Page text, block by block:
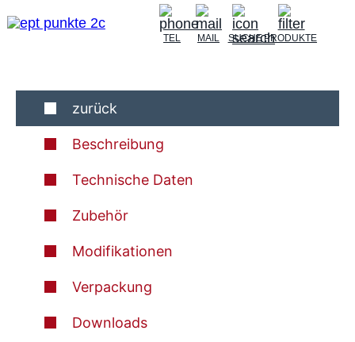
TEL MAIL SUCHEPRODUKTE
zurück
Beschreibung
Technische Daten
Zubehör
Modifikationen
Verpackung
Downloads